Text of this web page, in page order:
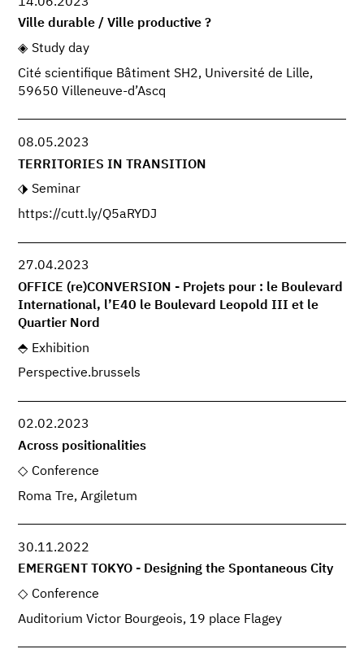
Ville durable / Ville productive ?
Study day
Cité scientifique Bâtiment SH2, Université de Lille,
59650 Villeneuve-d’Ascq
08.05.2023
TERRITORIES IN TRANSITION
Seminar
https://cutt.ly/Q5aRYDJ
27.04.2023
OFFICE (re)CONVERSION - Projets pour : le Boulevard
International, l’E40 le Boulevard Leopold III et le
Quartier Nord
Exhibition
Perspective.brussels
02.02.2023
Across positionalities
Conference
Roma Tre, Argiletum
30.11.2022
EMERGENT TOKYO - Designing the Spontaneous City
Conference
Auditorium Victor Bourgeois, 19 place Flagey